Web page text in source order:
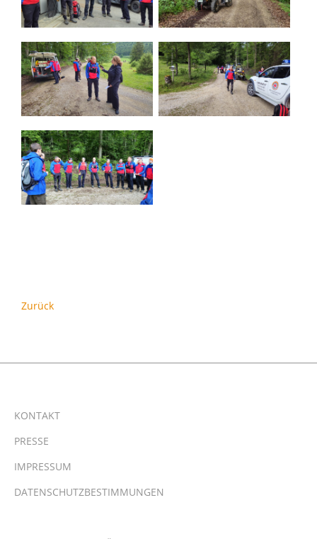
Zurück
KONTAKT
PRESSE
IMPRESSUM
DATENSCHUTZBESTIMMUNGEN